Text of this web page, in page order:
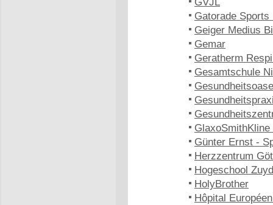
Gatorade
Geiger Medius
Gemar
Geratherm
Gesamtschule
GlaxoSmithKline
Günter Ernst -
Herzzentrum
Hogeschool Zuyd
HolyBrother
Hôpital